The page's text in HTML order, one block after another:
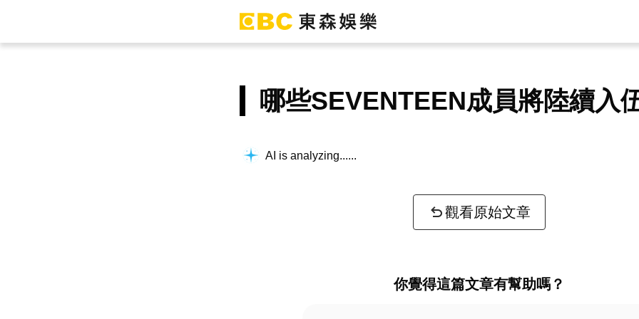
哪些SEVENTEEN成員將陸續入
AI is analyzing...
觀看原始文章
你覺得這篇文章有幫助嗎？